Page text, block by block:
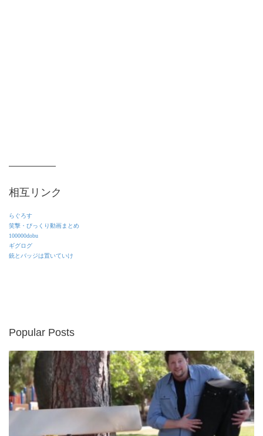
相互リンク
らぐろす
笑撃・びっくり動画まとめ
100000dobu
ギグログ
銃とバッジは置いていけ
Popular Posts